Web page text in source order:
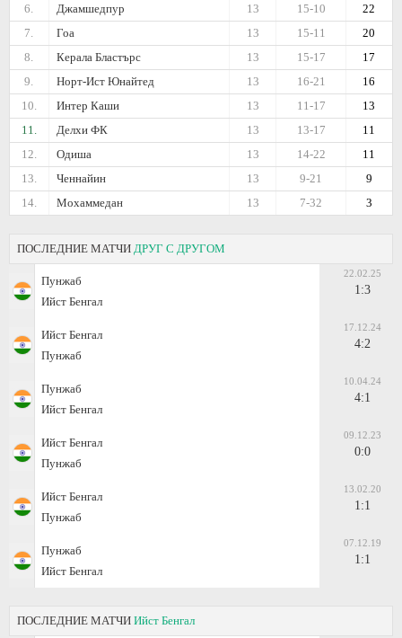
6.
Джамшедпур 22
15-10
13
7.
Гоа 20
15-11
13
8.
Керала Бластърс 17
15-17
13
9.
Норт-Ист Юнайтед 16
16-21
13
10.
Интер Каши 13
11-17
13
11.
Делхи ФК 11
13-17
13
12.
Одиша 11
14-22
13
13.
Ченнайин 9
9-21
13
14.
Мохаммедан 3
7-32
13
ПОСЛЕДНИЕ МАТЧИ ДРУГ С ДРУГОМ
Пунжаб
Ийст Бенгал
22.02.25
1:3
Ийст Бенгал
Пунжаб
17.12.24
4:2
Пунжаб
Ийст Бенгал
10.04.24
4:1
Ийст Бенгал
Пунжаб
09.12.23
0:0
Ийст Бенгал
Пунжаб
13.02.20
1:1
Пунжаб
Ийст Бенгал
07.12.19
1:1
ПОСЛЕДНИЕ МАТЧИ Ийст Бенгал